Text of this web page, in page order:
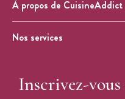
À propos de CuisineAddict
Nos services
Inscrivez-